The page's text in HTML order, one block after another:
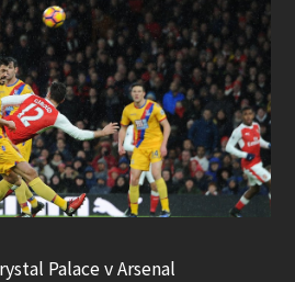
Palace v Arsenal